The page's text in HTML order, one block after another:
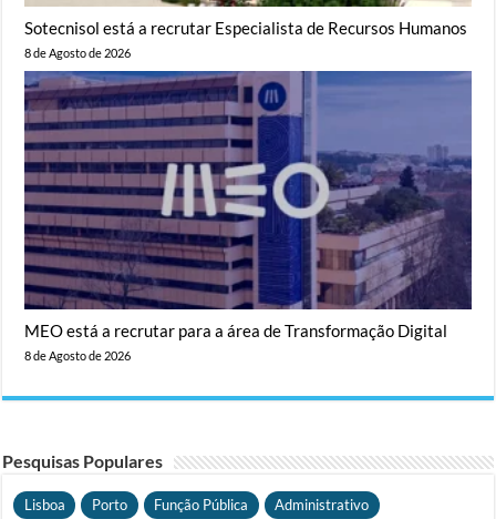
Sotecnisol está a recrutar Especialista de Recursos Humanos
8 de Agosto de 2026
MEO está a recrutar para a área de Transformação Digital
8 de Agosto de 2026
Pesquisas Populares
Lisboa Porto Função Pública Administrativo